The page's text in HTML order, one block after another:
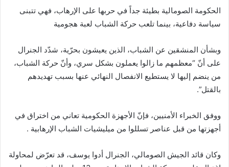
الحكومة الصومالية بطيئة جداً في حربها على الإرهاب، فهي تتبنى
سياسة دفاعية، بينما تلعب حركة الشباب لعبة هجومية
وبشأن المنشقين عن الشباب، الذين يعيشون بحرّية، شدّد الجنرال
على أنّ “معظمهم ما زالوا يعملون بشكل سري، وأنّ حركة الشباب،
من ينضم إليها لا يستطيع الانفصال النهائي عنها بسبب تهديدهم
بالقتل”.
ووفق الخبراء الأمنيين، فإنّ الأجهزة الحكومية تعاني من اختراق في
أجهزتها من قبل عناصر تسللوا من ميليشيات الشباب الإرهابية .
وكان قائد الجيش الصومالي، الجنرال أدوا يوسف، قد تعرّض لمحاولة